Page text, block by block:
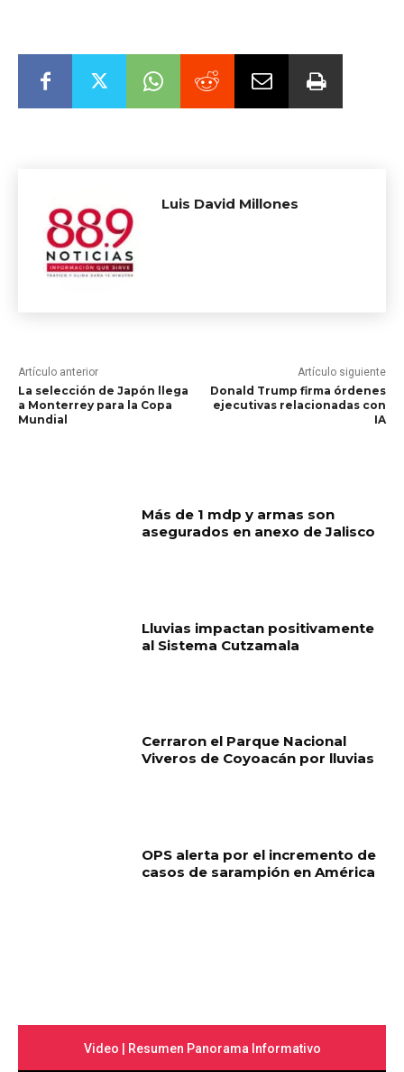
Luis David Millones
Artículo anterior
La selección de Japón llega
a Monterrey para la Copa
Mundial
Artículo siguiente
Donald Trump firma órdenes
ejecutivas relacionadas con
IA
Más de 1 mdp y armas son
asegurados en anexo de Jalisco
Lluvias impactan positivamente
al Sistema Cutzamala
Cerraron el Parque Nacional
Viveros de Coyoacán por lluvias
OPS alerta por el incremento de
casos de sarampión en América
Video | Resumen Panorama Informativo